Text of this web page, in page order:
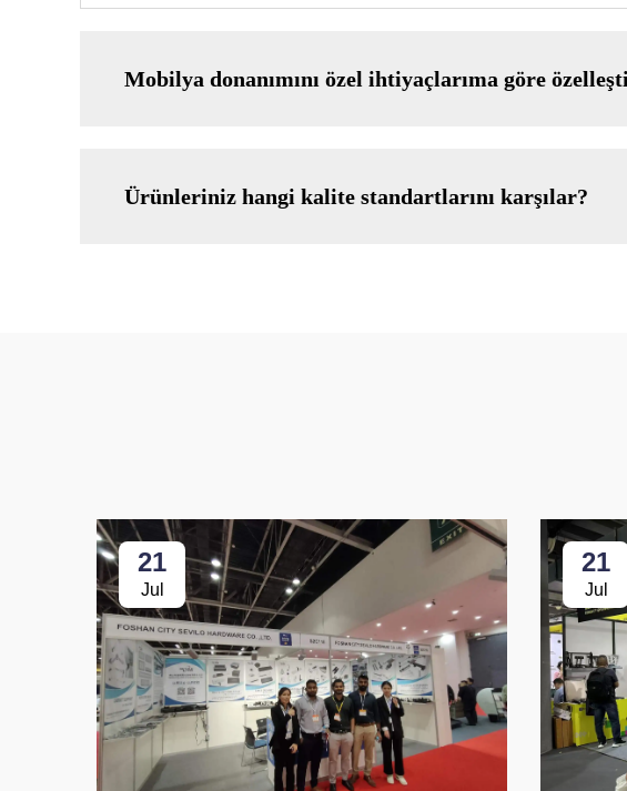
Mobilya donanımını özel ihtiyaçlarıma göre
Ürünleriniz hangi kalite standartlarını karşılar?
21
Jul
21
Jul